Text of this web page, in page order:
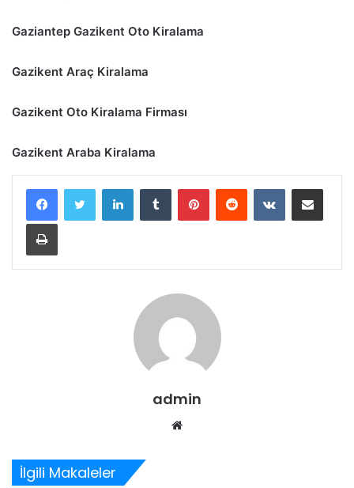
Gaziantep Gazikent Oto Kiralama
Gazikent Araç Kiralama
Gazikent Oto Kiralama Firması
Gazikent Araba Kiralama
LinkedInTumblr PinterestReddit VKontakteE-Posta ile paylaş
Yazdır
admin
Web
İlgili Makaleler